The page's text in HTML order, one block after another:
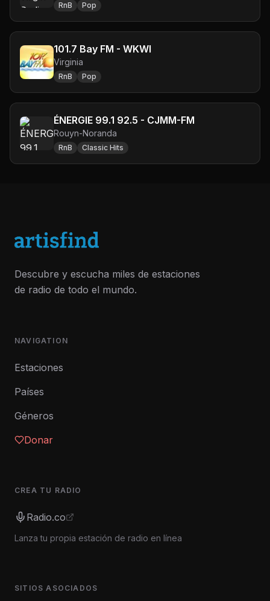
RnB Pop
101.7 Bay FM - WKWI
Virginia
RnB Pop
ÉNERGIE 99.1 92.5 - CJMM-FM
Rouyn-Noranda
RnB Classic Hits
Descubre y escucha miles de estaciones
de radio de todo el mundo.
NAVIGATION
Estaciones
Países
Géneros
Donar
CREA TU RADIO
Radio.co
Lanza tu propia estación de radio en línea
SITIOS ASOCIADOS